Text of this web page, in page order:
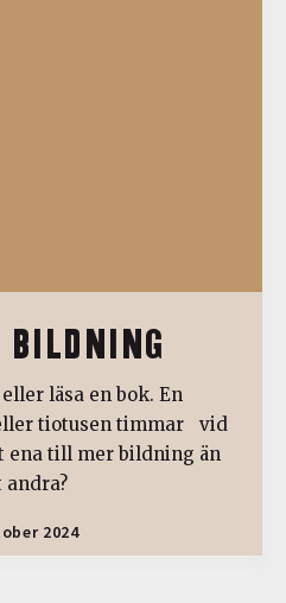
BILDNING
läsa en bok. En
tiotusen timmar vid
ena till mer bildning än
andra?
2024